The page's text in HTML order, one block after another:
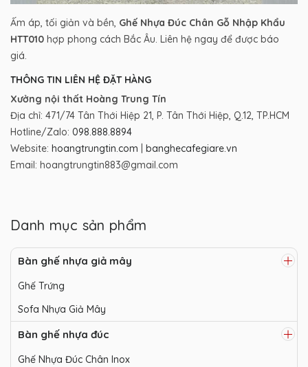
Ấm áp, tối giản và bền, Ghế Nhựa Đúc Chân Gỗ Nhập Khẩu
HTT010 hợp phong cách Bắc Âu. Liên hệ ngay để được báo
giá.
THÔNG TIN LIÊN HỆ ĐẶT HÀNG
Xưởng nội thất Hoàng Trung Tín
Địa chỉ: 471/74 Tân Thới Hiệp 21, P. Tân Thới Hiệp, Q.12, TP.HCM
Hotline/Zalo: 098.888.8894
Website: hoangtrungtin.com
banghecafegiare.vn
Email: hoangtrungtin883@gmail.com
Danh mục sản phẩm
Bàn ghế nhựa giả mây
Ghế Trứng
Sofa Nhựa Giả Mây
Bàn ghế nhựa đúc
Ghế Nhựa Đúc Chân Inox